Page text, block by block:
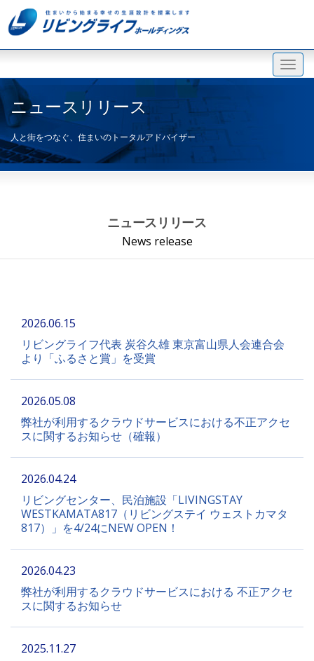
ニュースリリース
人と街をつなぐ、住まいのトータルアドバイザー
ニュースリリース
News release
2026.06.15
リビングライフ代表 炭谷久雄 東京富山県人会連合会
より「ふるさと賞」を受賞
2026.05.08
弊社が利用するクラウドサービスにおける不正アクセ
スに関するお知らせ（確報）
2026.04.24
リビングセンター、民泊施設「LIVINGSTAY
WESTKAMATA817（リビングステイ ウェストカマタ
817）」を4/24にNEW OPEN！
2026.04.23
弊社が利用するクラウドサービスにおける 不正アクセ
スに関するお知らせ
2025.11.27